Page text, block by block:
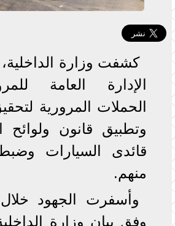
كشفت وزارة
الإدارة العامة
الحملات المرورية
وتطبيق قانون ولوائح
قائدى السيارات
منهم.
وفق بيان وزارة